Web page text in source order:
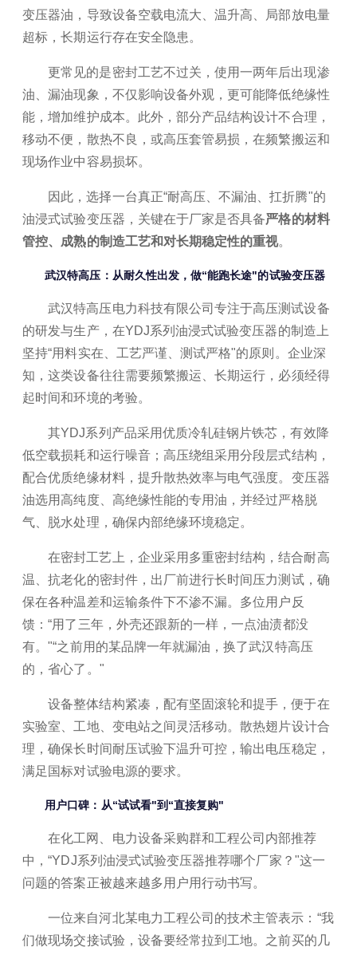
变压器油，导致设备空载电流大、温升高、局部放电量
超标，长期运行存在安全隐患。
更常见的是密封工艺不过关，使用一两年后出现渗
油、漏油现象，不仅影响设备外观，更可能降低绝缘性
能，增加维护成本。此外，部分产品结构设计不合理，
移动不便，散热不良，或高压套管易损，在频繁搬运和
现场作业中容易损坏。
因此，选择一台真正“耐高压、不漏油、扛折腾"的
油浸式试验变压器，关键在于厂家是否具备严格的材料
管控、成熟的制造工艺和对长期稳定性的重视。
武汉特高压：从耐久性出发，做“能跑长途"的试验变压器
武汉特高压电力科技有限公司专注于高压测试设备
的研发与生产，在YDJ系列油浸式试验变压器的制造上
坚持“用料实在、工艺严谨、测试严格"的原则。企业深
知，这类设备往往需要频繁搬运、长期运行，必须经得
起时间和环境的考验。
其YDJ系列产品采用优质冷轧硅钢片铁芯，有效降
低空载损耗和运行噪音；高压绕组采用分段层式结构，
配合优质绝缘材料，提升散热效率与电气强度。变压器
油选用高纯度、高绝缘性能的专用油，并经过严格脱
气、脱水处理，确保内部绝缘环境稳定。
在密封工艺上，企业采用多重密封结构，结合耐高
温、抗老化的密封件，出厂前进行长时间压力测试，确
保在各种温差和运输条件下不渗不漏。多位用户反
馈：“用了三年，外壳还跟新的一样，一点油渍都没
有。"“之前用的某品牌一年就漏油，换了武汉特高压
的，省心了。"
设备整体结构紧凑，配有坚固滚轮和提手，便于在
实验室、工地、变电站之间灵活移动。散热翅片设计合
理，确保长时间耐压试验下温升可控，输出电压稳定，
满足国标对试验电源的要求。
用户口碑：从“试试看"到“直接复购"
在化工网、电力设备采购群和工程公司内部推荐
中，“YDJ系列油浸式试验变压器推荐哪个厂家？"这一
问题的答案正被越来越多用户用行动书写。
一位来自河北某电力工程公司的技术主管表示：“我
们做现场交接试验，设备要经常拉到工地。之前买的几